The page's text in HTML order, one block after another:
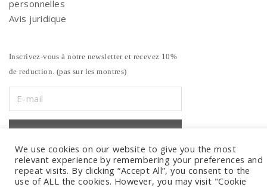
personnelles
Avis juridique
Inscrivez-vous à notre newsletter et recevez 10%
de reduction. (pas sur les montres)
We use cookies on our website to give you the most
relevant experience by remembering your preferences and
repeat visits. By clicking “Accept All”, you consent to the
use of ALL the cookies. However, you may visit "Cookie